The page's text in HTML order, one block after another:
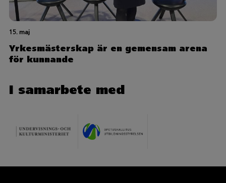
15. maj
Yrkesmästerskap är en gemensam arena
för kunnande
I samarbete med